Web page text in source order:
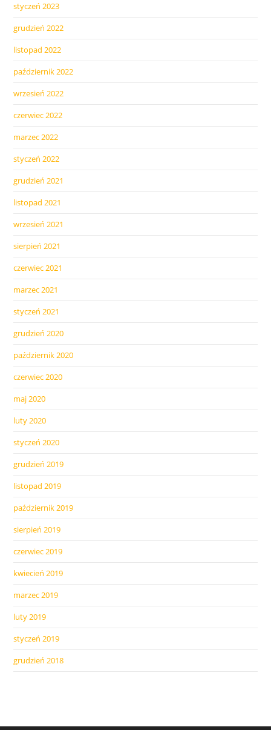
styczeń 2023
grudzień 2022
listopad 2022
październik 2022
wrzesień 2022
czerwiec 2022
marzec 2022
styczeń 2022
grudzień 2021
listopad 2021
wrzesień 2021
sierpień 2021
czerwiec 2021
marzec 2021
styczeń 2021
grudzień 2020
październik 2020
czerwiec 2020
maj 2020
luty 2020
styczeń 2020
grudzień 2019
listopad 2019
październik 2019
sierpień 2019
czerwiec 2019
kwiecień 2019
marzec 2019
luty 2019
styczeń 2019
grudzień 2018